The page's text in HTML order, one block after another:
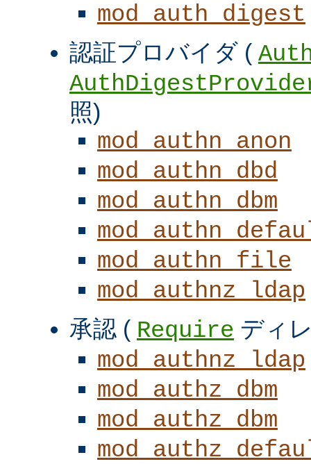
mod_auth_digest
認証プロバイダ (
照)
mod_authn_anon
mod_authn_dbd
mod_authn_dbm
mod_authn_file
mod_authnz_ldap
承認 ( Require ディ
mod_authnz_ldap
mod_authz_dbm
mod_authz_dbm